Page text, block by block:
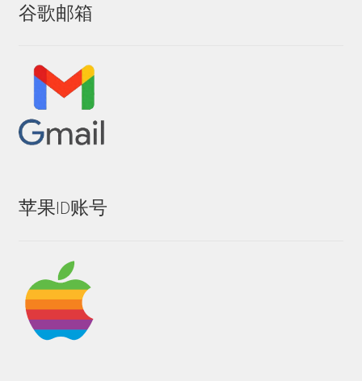
谷歌邮箱
苹果ID账号